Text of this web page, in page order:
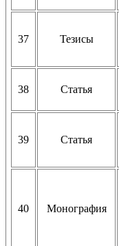
37 Тезисы
38 Статья
39 Статья
40 Монография